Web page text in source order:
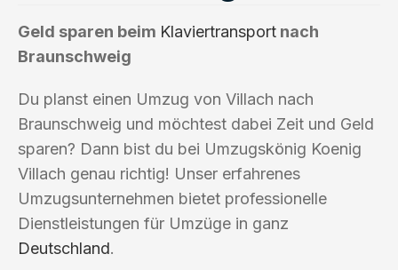
Geld sparen beim Klaviertransport nach
Braunschweig
Du planst einen Umzug von Villach nach
Braunschweig und möchtest dabei Zeit und Geld
sparen? Dann bist du bei Umzugskönig Koenig
Villach genau richtig! Unser erfahrenes
Umzugsunternehmen bietet professionelle
Dienstleistungen für Umzüge in ganz
Deutschland.